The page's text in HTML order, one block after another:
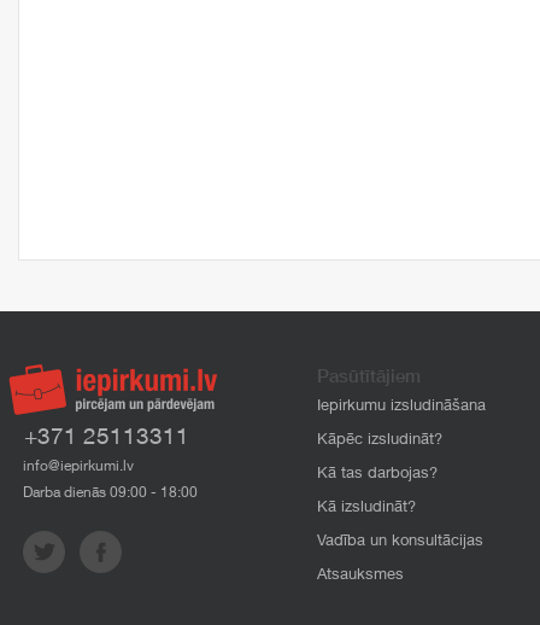
+371 25113311
info@iepirkumi.lv
Darba dienās 09:00 - 18:00
Pasūtītājiem
Iepirkumu izsludināšana
Kāpēc izsludināt?
Kā tas darbojas?
Kā izsludināt?
Vadība un konsultācijas
Atsauksmes